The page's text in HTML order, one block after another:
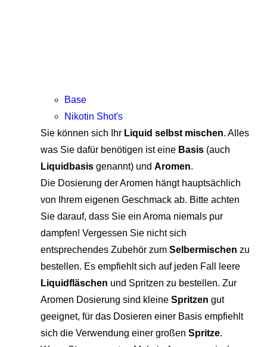
Base
Nikotin Shot's
Sie können sich Ihr Liquid selbst mischen. Alles
was Sie dafür benötigen ist eine Basis (auch
Liquidbasis genannt) und Aromen.
Die Dosierung der Aromen hängt hauptsächlich
von Ihrem eigenen Geschmack ab. Bitte achten
Sie darauf, dass Sie ein Aroma niemals pur
dampfen! Vergessen Sie nicht sich
entsprechendes Zubehör zum Selbermischen zu
bestellen. Es empfiehlt sich auf jeden Fall leere
Liquidfläschen und Spritzen zu bestellen. Zur
Aromen Dosierung sind kleine Spritzen gut
geeignet, für das Dosieren einer Basis empfiehlt
sich die Verwendung einer großen Spritze.